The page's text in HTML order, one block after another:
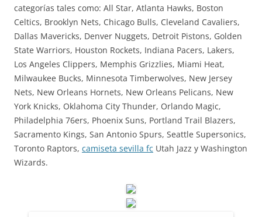
categorías tales como: All Star, Atlanta Hawks, Boston
Celtics, Brooklyn Nets, Chicago Bulls, Cleveland Cavaliers,
Dallas Mavericks, Denver Nuggets, Detroit Pistons, Golden
State Warriors, Houston Rockets, Indiana Pacers, Lakers,
Los Angeles Clippers, Memphis Grizzlies, Miami Heat,
Milwaukee Bucks, Minnesota Timberwolves, New Jersey
Nets, New Orleans Hornets, New Orleans Pelicans, New
York Knicks, Oklahoma City Thunder, Orlando Magic,
Philadelphia 76ers, Phoenix Suns, Portland Trail Blazers,
Sacramento Kings, San Antonio Spurs, Seattle Supersonics,
Toronto Raptors, camiseta sevilla fc Utah Jazz y Washington
Wizards.